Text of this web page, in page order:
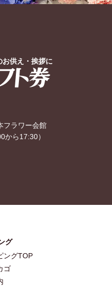
供え・挨拶に
フラワー会館
から17:30）
グ
ングTOP
ゴ